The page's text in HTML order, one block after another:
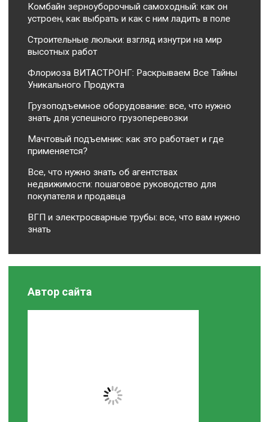
Комбайн зерноуборочный самоходный: как он
устроен, как выбрать и как с ним ладить в поле
Строительные люльки: взгляд изнутри на мир
высотных работ
Флориоза ВИТАСТРОНГ: Раскрываем Все Тайны
Уникального Продукта
Грузоподъемное оборудование: все, что нужно
знать для успешного грузоперевозки
Мачтовый подъемник: как это работает и где
применяется?
Все, что нужно знать об агентствах
недвижимости: пошаговое руководство для
покупателя и продавца
ВГП и электросварные трубы: все, что вам нужно
знать
Автор сайта